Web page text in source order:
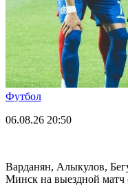
Футбол
06.08.26 20:50
Варданян, Алыкулов,
Минск на выездной матч